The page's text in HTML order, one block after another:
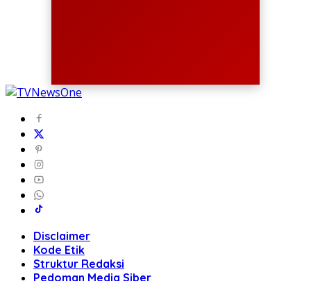
Disclaimer
Kode Etik
Struktur Redaksi
Pedoman Media Siber